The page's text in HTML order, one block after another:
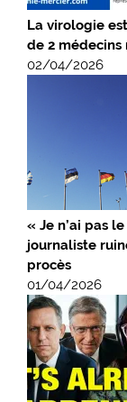
La virologie
de 2 médecins
02/04/2026
« Je n’ai pas
journaliste
procès
01/04/2026